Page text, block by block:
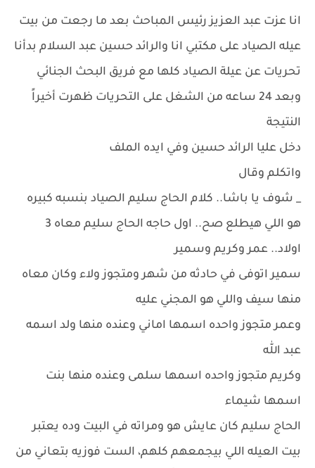
انا عزت عبد العزيز رئيس المباحث بعد ما رجعت من بيت
عيله الصياد على مكتبي انا والرائد حسين عبد السلام بدأنا
تحريات عن عيلة الصياد كلها مع فريق البحث الجنائي
وبعد 24 ساعه من الشغل على التحريات ظهرت أخيراً
النتيجة
دخل عليا الرائد حسين وفي ايده الملف
واتكلم وقال
_ شوف يا باشا.. كلام الحاج سليم الصياد بنسبه كبيره
هو اللي هيطلع صح.. اول حاجه الحاج سليم معاه 3
اولاد.. عمر وكريم وسمير
سمير اتوفى في حادثه من شهر ومتجوز ولاء وكان معاه
منها سيف واللي هو المجني عليه
وعمر متجوز واحده اسمها اماني وعنده منها ولد اسمه
عبد الله
وكريم متجوز واحده اسمها سلمى وعنده منها بنت
اسمها شيماء
الحاج سليم كان عايش هو ومراته في البيت وده يعتبر
بيت العيله اللي بيجمعهم كلهم، الست فوزيه بتعاني من